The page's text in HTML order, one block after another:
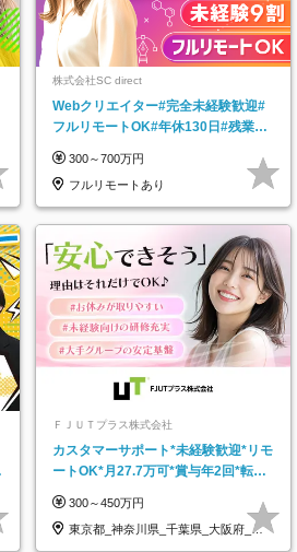
株式会社SC direct
Webクリエイター#完全未経験歓迎#
フルリモートOK#年休130日#残業月
300～700万円
フルリモートあり
ＦＪＵＴプラス株式会社
カスタマーサポート*未経験歓迎*リモ
ートOK*月27.7万可*賞与年2回*転勤
300～450万円
東京都_神奈川県_千葉県_大阪府_愛
知県…